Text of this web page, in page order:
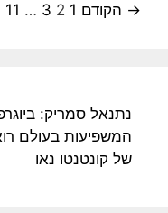
→ הקודם 1
2
3
…
11
נתנאל סמריק:
המשפיעות בעולם
של קונטנטו נאו